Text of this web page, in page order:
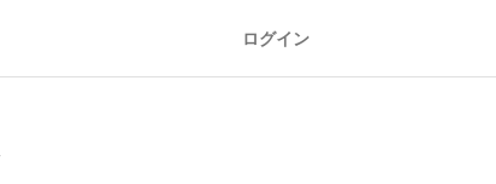
ログイン